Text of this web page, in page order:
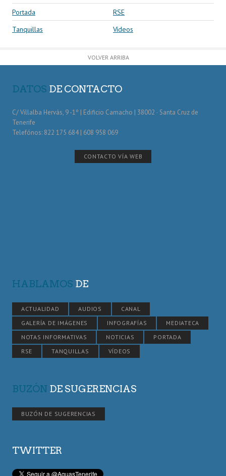
Portada
RSE
Tanquillas
Vídeos
VOLVER ARRIBA
DATOS DE CONTACTO
C/ Villalba Hervás, 9 -1º | Edificio Camacho | 38002 · Santa Cruz de
Tenerife
Telefónos: 822 175 684 | 608 958 069
CONTACTO VÍA WEB
HABLAMOS DE
ACTUALIDAD AUDIOS
CANAL
GALERÍA DE IMÁGENES
INFOGRAFÍAS
MEDIATECA
NOTAS INFORMATIVAS
NOTICIAS
PORTADA
RSE
TANQUILLAS VÍDEOS
BUZÓN DE SUGERENCIAS
BUZÓN DE SUGERENCIAS
TWITTER